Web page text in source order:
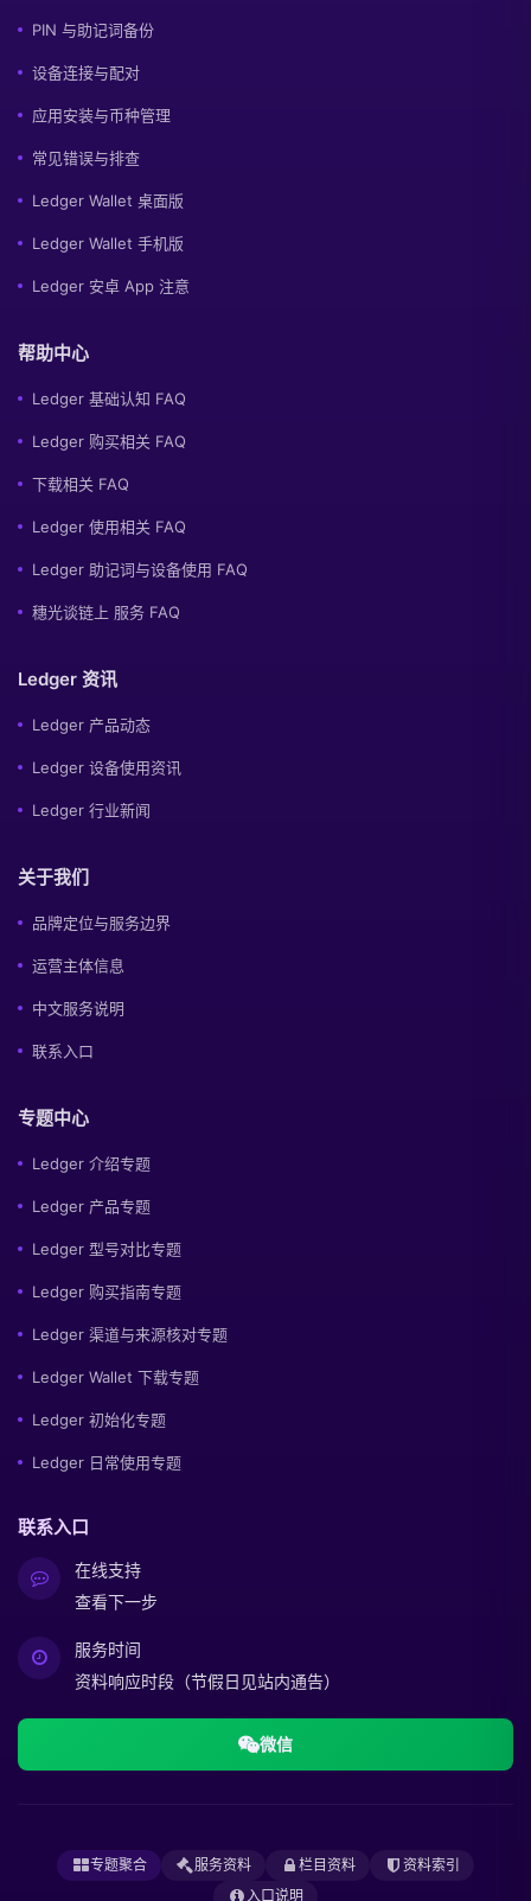
PIN 与助记词备份
设备连接与配对
应用安装与币种管理
常见错误与排查
Ledger Wallet 桌面版
Ledger Wallet 手机版
Ledger 安卓 App 注意
帮助中心
Ledger 基础认知 FAQ
Ledger 购买相关 FAQ
下载相关 FAQ
Ledger 使用相关 FAQ
Ledger 助记词与设备使用 FAQ
穗光谈链上 服务 FAQ
Ledger 资讯
Ledger 产品动态
Ledger 设备使用资讯
Ledger 行业新闻
关于我们
品牌定位与服务边界
运营主体信息
中文服务说明
联系入口
专题中心
Ledger 介绍专题
Ledger 产品专题
Ledger 型号对比专题
Ledger 购买指南专题
Ledger 渠道与来源核对专题
Ledger Wallet 下载专题
Ledger 初始化专题
Ledger 日常使用专题
联系入口
在线支持
查看下一步
服务时间
资料响应时段（节假日见站内通告）
微信
专题聚合 服务资料 栏目资料
资料索引
入口说明